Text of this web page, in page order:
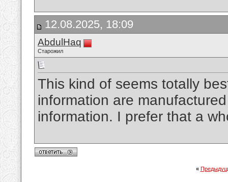
12.08.2025, 18:09
AbdulHaq
Старожил
This kind of seems totally
information are
information. I prefer that a
«